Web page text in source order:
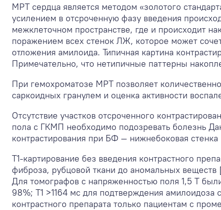
МРТ сердца является методом «золотого
усилением в отсроченную фазу введения
межклеточном пространстве, где и происходит
поражением всех стенок ЛЖ, которое может
отложения амилоида. Типичная картина
Примечательно, что нетипичные паттерны
При гемохроматозе МРТ позволяет
саркоидных гранулем и оценка активности
Отсутствие участков отсроченного
пола с ГКМП необходимо подозревать болезнь
контрастирования при БФ — нижнебоковая
Т1-картирование без введения контрастного
фиброза, рубцовой ткани до аномальных
Для томографов с напряженностью поля 1,5 T
98%; T1 >1164 мс для подтверждения
контрастного препарата только пациентам с